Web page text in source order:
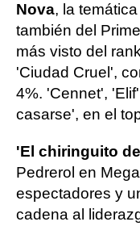
Nova, la
también del
más visto del
'Ciudad Cruel',
4%. 'Cennet',
casarse', en el
'El chiringuito
Pedrerol en
espectadores y
cadena al